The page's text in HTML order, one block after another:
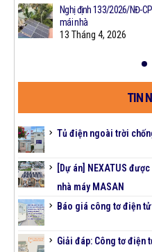
Nghị định 133/2026/NĐ-
mái nhà
13 Tháng 4, 2026
TIN
Tủ điện ngoài trời
[Dự án] NEXATUS
nhà máy MASAN
Báo giá công tơ điện
Giải đáp: Công tơ điện